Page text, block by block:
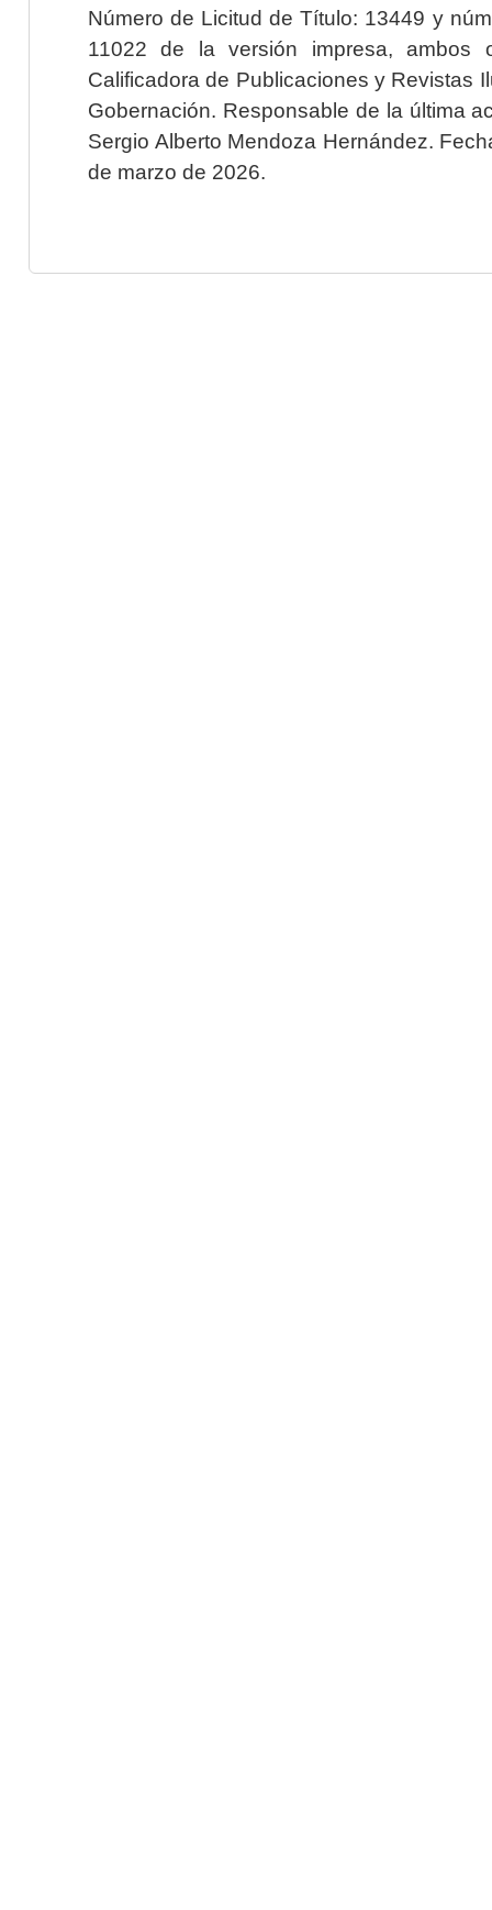
Número de Licitud de Título: 13449 y
11022 de la versión impresa, ambos
Calificadora de Publicaciones y Revistas
Gobernación. Responsable de la última
Sergio Alberto Mendoza Hernández.
de marzo de 2026.